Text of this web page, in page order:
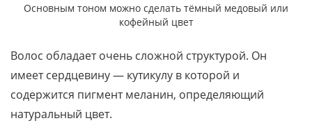
Основным тоном можно сделать тёмный медовый или
кофейный цвет
Волос обладает очень сложной структурой. Он
имеет сердцевину — кутикулу в которой и
содержится пигмент меланин, определяющий
натуральный цвет.